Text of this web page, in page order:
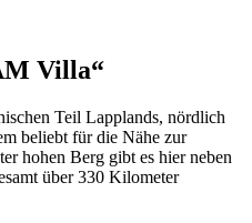
Villa“
Teil Lapplands, nördlich
beliebt für die Nähe zur
hohen Berg gibt es hier neben
über 330 Kilometer